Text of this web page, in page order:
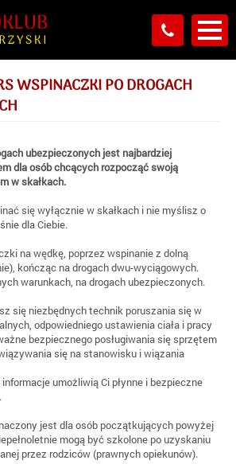
WSPINACZKI PO DROGACH
ubezpieczonych jest najbardziej
dla osób chcących rozpocząć swoją
w skałkach.
się wyłącznie w skałkach i nie myślisz o
dla Ciebie.
na wędkę, poprzez wspinanie z dolną
kończąc na drogach dwu-wyciągowych.
warunkach, na drogach ubezpieczonych.
się niezbędnych technik poruszania się w
odpowiedniego ustawienia ciała i pracy
bezpiecznego posługiwania się sprzętem
się na stanowisku i wiązania
umożliwią Ci płynne i bezpieczne
jest dla osób początkujących powyżej
mogą być szkolone po uzyskaniu
przez rodziców (prawnych opiekunów).